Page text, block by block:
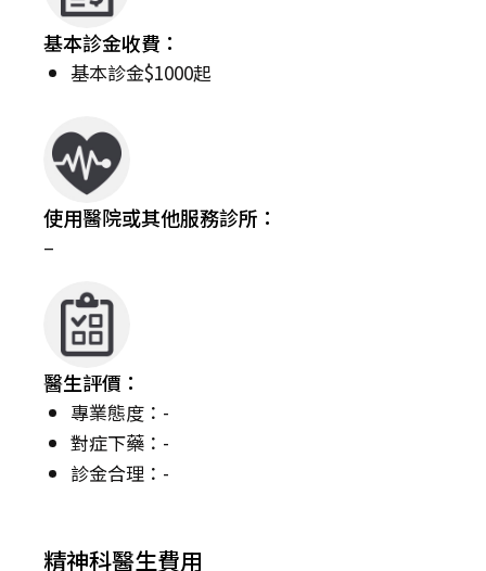
基本診金收費：
基本診金$1000起
使用醫院或其他服務診所：
–
醫生評價：
專業態度：-
對症下藥：-
診金合理：-
精神科醫生費用